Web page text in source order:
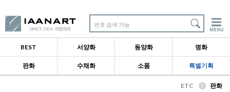
번호 검색 가능
BEST 서양화 동양화 명화
판화 수채화 소품 특별기획
ETC 판화